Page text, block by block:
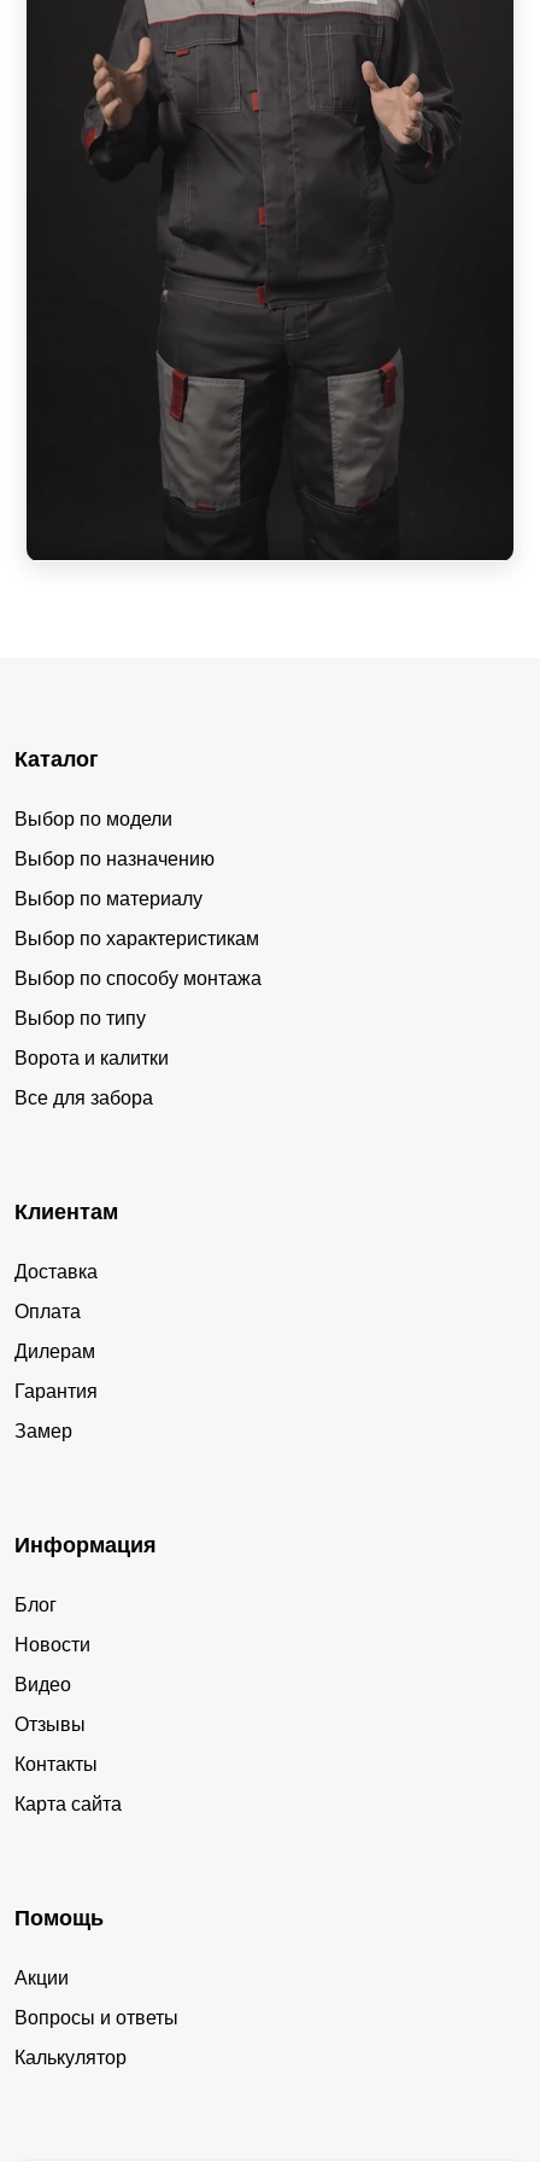
Каталог
Выбор по модели
Выбор по назначению
Выбор по материалу
Выбор по характеристикам
Выбор по способу монтажа
Выбор по типу
Ворота и калитки
Все для забора
Клиентам
Доставка
Оплата
Дилерам
Гарантия
Замер
Информация
Блог
Новости
Видео
Отзывы
Контакты
Карта сайта
Помощь
Акции
Вопросы и ответы
Калькулятор